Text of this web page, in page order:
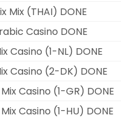
Mix (THAI) DONE
Casino DONE
Casino (1-NL) DONE
Casino (2-DK) DONE
Casino (1-GR) DONE
Casino (1-HU) DONE